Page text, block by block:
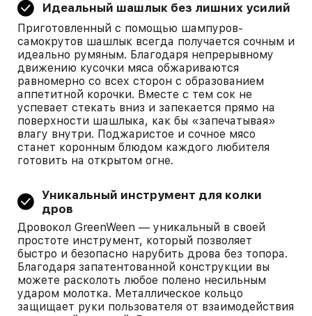
Идеальный шашлык без лишних усилий
Приготовленный с помощью шампуров-
самокрутов шашлык всегда получается сочным и
идеально румяным. Благодаря непрерывному
движению кусочки мяса обжариваются
равномерно со всех сторон с образованием
аппетитной корочки. Вместе с тем сок не
успевает стекать вниз и запекается прямо на
поверхности шашлыка, как бы «запечатывая»
влагу внутри. Поджаристое и сочное мясо
станет коронным блюдом каждого любителя
готовить на открытом огне.
Уникальный инструмент для колки
дров
Дровокол GreenWeen — уникальный в своей
простоте инструмент, который позволяет
быстро и безопасно нарубить дрова без топора.
Благодаря запатентованной конструкции вы
можете расколоть любое полено несильным
ударом молотка. Металлическое кольцо
защищает руки пользователя от взаимодействия